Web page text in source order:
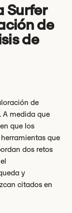
Surfer
de
de
de
A medida que
que los
que
dos retos
y
citados en